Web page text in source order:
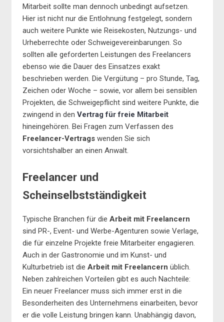
Mitarbeit sollte man dennoch unbedingt aufsetzen.
Hier ist nicht nur die Entlohnung festgelegt, sondern
auch weitere Punkte wie Reisekosten, Nutzungs- und
Urheberrechte oder Schweigevereinbarungen. So
sollten alle geforderten Leistungen des Freelancers
ebenso wie die Dauer des Einsatzes exakt
beschrieben werden. Die Vergütung – pro Stunde, Tag,
Zeichen oder Woche – sowie, vor allem bei sensiblen
Projekten, die Schweigepflicht sind weitere Punkte, die
zwingend in den Vertrag für freie Mitarbeit
hineingehören. Bei Fragen zum Verfassen des
Freelancer-Vertrags wenden Sie sich
vorsichtshalber an einen Anwalt.
Freelancer und
Scheinselbstständigkeit
Typische Branchen für die Arbeit mit Freelancern
sind PR-, Event- und Werbe-Agenturen sowie Verlage,
die für einzelne Projekte freie Mitarbeiter engagieren.
Auch in der Gastronomie und im Kunst- und
Kulturbetrieb ist die Arbeit mit Freelancern üblich.
Neben zahlreichen Vorteilen gibt es auch Nachteile:
Ein neuer Freelancer muss sich immer erst in die
Besonderheiten des Unternehmens einarbeiten, bevor
er die volle Leistung bringen kann. Unabhängig davon,